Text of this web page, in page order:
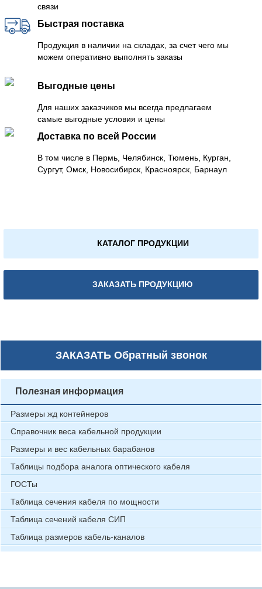
связи
Быстрая поставка
Продукция в наличии на складах, за счет чего мы
можем оперативно выполнять заказы
Выгодные цены
Для наших заказчиков мы всегда предлагаем
самые выгодные условия и цены
Доставка по всей России
В том числе в Пермь, Челябинск, Тюмень, Курган,
Сургут, Омск, Новосибирск, Красноярск, Барнаул
КАТАЛОГ ПРОДУКЦИИ
ЗАКАЗАТЬ ПРОДУКЦИЮ
ЗАКАЗАТЬОбратный звонок
Полезная информация
Размеры жд контейнеров
Справочник веса кабельной продукции
Размеры и вес кабельных барабанов
Таблицы подбора аналога оптического кабеля
ГОСТы
Таблица сечения кабеля по мощности
Таблица сечений кабеля СИП
Таблица размеров кабель-каналов